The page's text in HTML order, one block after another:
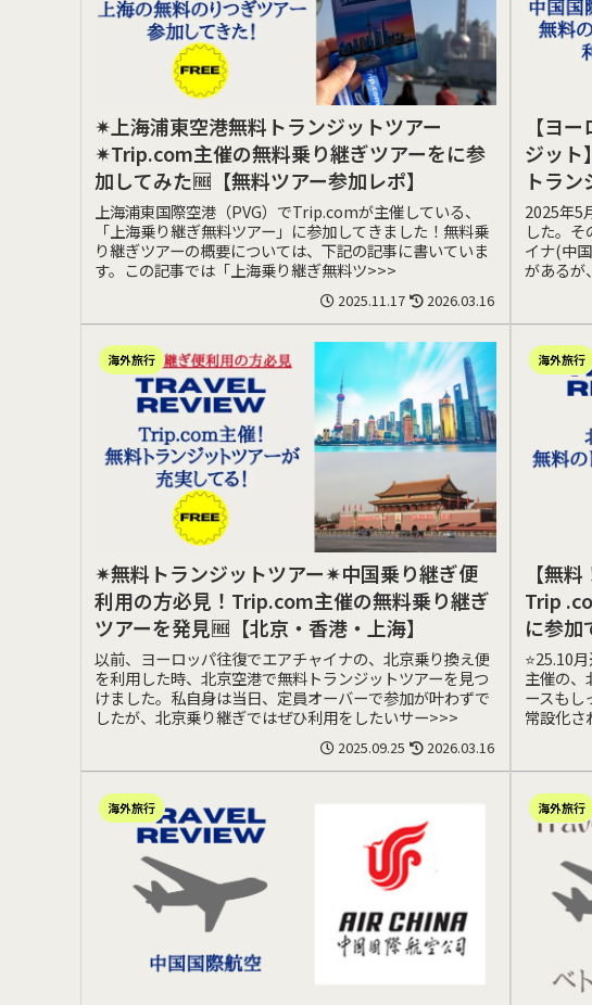
✴︎上海浦東空港無料トランジットツアー
✴︎Trip.com主催の無料乗り継ぎツアーをに参
加してみた🆓【無料ツアー参加レポ】
上海浦東国際空港（PVG）でTrip.comが主催している、
「上海乗り継ぎ無料ツアー」に参加してきました！無料乗
り継ぎツアーの概要については、下記の記事に書いていま
す。この記事では「上海乗り継ぎ無料ツ>>>
2025.11.17 2026.03.16
【ヨ
ジット
トラ
2025年5
した。
イナ(中
があるが
海外旅行
✴︎無料トランジットツアー✴︎中国乗り継ぎ便
利用の方必見！Trip.com主催の無料乗り継ぎ
ツアーを発見🆓【北京・香港・上海】
以前、ヨーロッパ往復でエアチャイナの、北京乗り換え便
を利用した時、北京空港で無料トランジットツアーを見つ
けました。私自身は当日、定員オーバーで参加が叶わずで
したが、北京乗り継ぎではぜひ利用をしたいサー>>>
2025.09.25 2026.03.16
海外旅行
【無
Trip
に参
&常設
⭐️25.10
主催の、
ースもし
常設化さ
海外旅行 海外旅行